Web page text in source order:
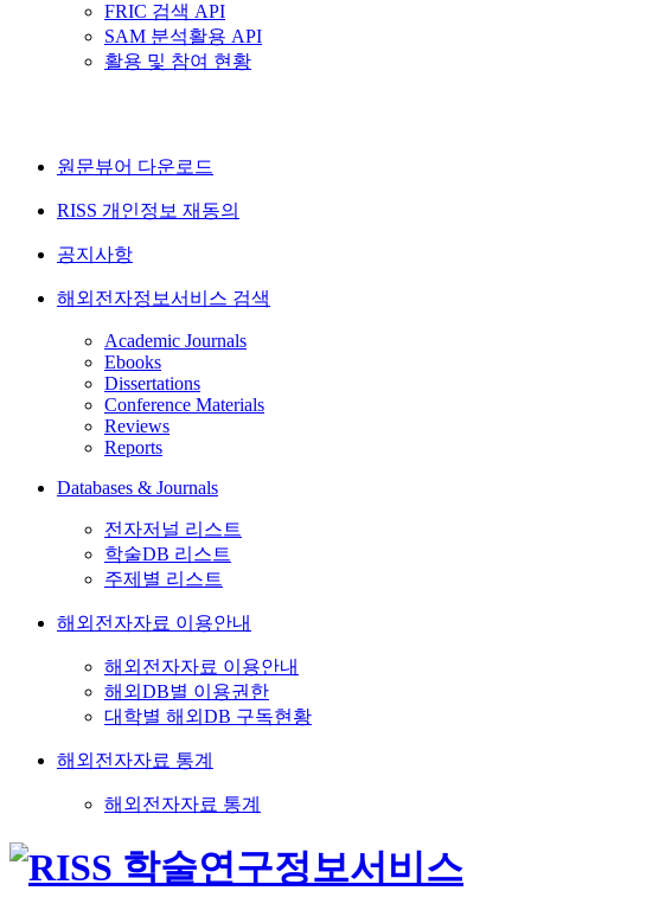
FRIC 검색 API
SAM 분석활용 API
활용 및 참여 현황
원문뷰어 다운로드
RISS 개인정보 재동의
공지사항
해외전자정보서비스 검색
Academic Journals
Ebooks
Dissertations
Conference Materials
Reviews
Reports
Databases & Journals
전자저널 리스트
학술DB 리스트
주제별 리스트
해외전자자료 이용안내
해외전자자료 이용안내
해외DB별 이용권한
대학별 해외DB 구독현황
해외전자자료 통계
해외전자자료 통계